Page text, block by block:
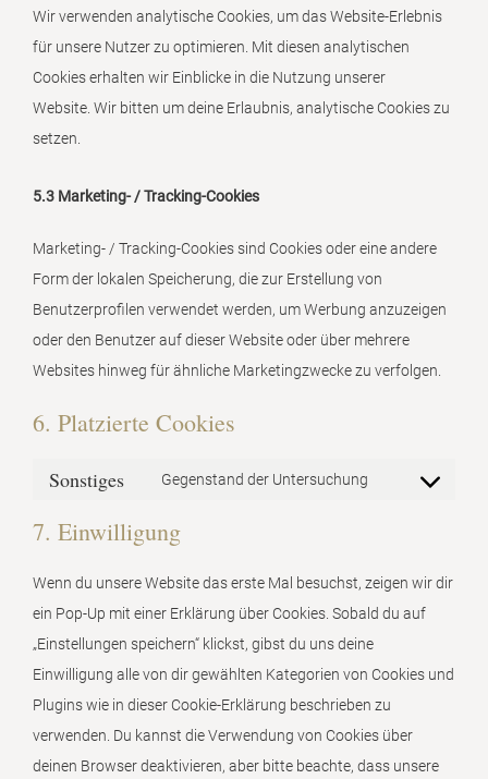
Wir verwenden analytische Cookies, um das Website-Erlebnis
für unsere Nutzer zu optimieren. Mit diesen analytischen
Cookies erhalten wir Einblicke in die Nutzung unserer
Website. Wir bitten um deine Erlaubnis, analytische Cookies zu
setzen.
5.3 Marketing- / Tracking-Cookies
Marketing- / Tracking-Cookies sind Cookies oder eine andere
Form der lokalen Speicherung, die zur Erstellung von
Benutzerprofilen verwendet werden, um Werbung anzuzeigen
oder den Benutzer auf dieser Website oder über mehrere
Websites hinweg für ähnliche Marketingzwecke zu verfolgen.
6. Platzierte Cookies
Sonstiges
Gegenstand der Untersuchung
Consent
sonstiges
7. Einwilligung
Wenn du unsere Website das erste Mal besuchst, zeigen wir dir
ein Pop-Up mit einer Erklärung über Cookies. Sobald du auf
„Einstellungen speichern“ klickst, gibst du uns deine
Einwilligung alle von dir gewählten Kategorien von Cookies und
Plugins wie in dieser Cookie-Erklärung beschrieben zu
verwenden. Du kannst die Verwendung von Cookies über
deinen Browser deaktivieren, aber bitte beachte, dass unsere